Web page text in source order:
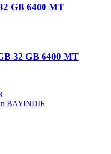
GB 6400 MT
32 GB 6400 MT
BAYINDIR